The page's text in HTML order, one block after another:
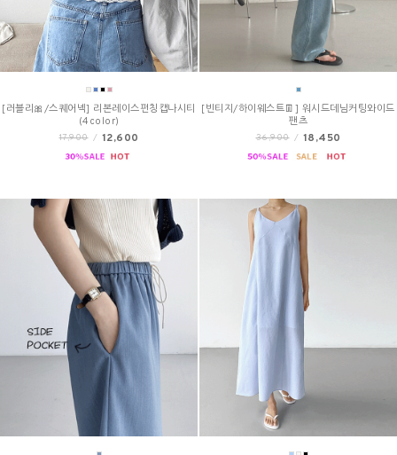
[러블리🎀/스퀘어넥] 리본레이스펀칭캡나시티
(4color)
17,900 / 12,600
[빈티지/하이웨스트👖] 워시드데님커팅와이드
팬츠
36,900 / 18,450